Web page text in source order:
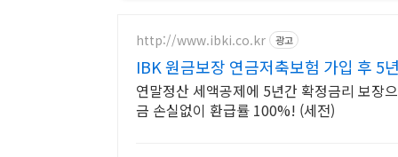
http://www.ibki.co.kr 광고
IBK 원금보장 연금저축보험 가입 후 5
연말정산 세액공제에 5년간 확정금리 보장
금 손실없이 환급률 100%! (세전)